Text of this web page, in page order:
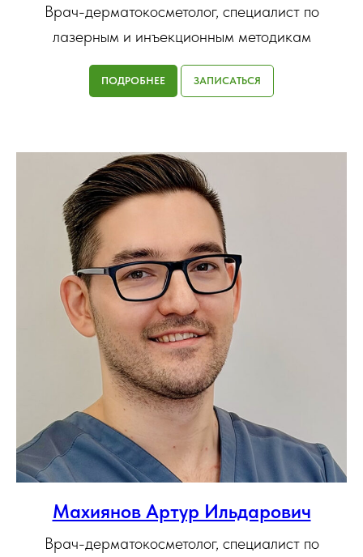
Врач-дерматокосметолог, специалист по
лазерным и инъекционным методикам
ПОДРОБНЕЕ ЗАПИСАТЬСЯ
Махиянов Артур Ильдарович
Врач-дерматокосметолог, специалист по